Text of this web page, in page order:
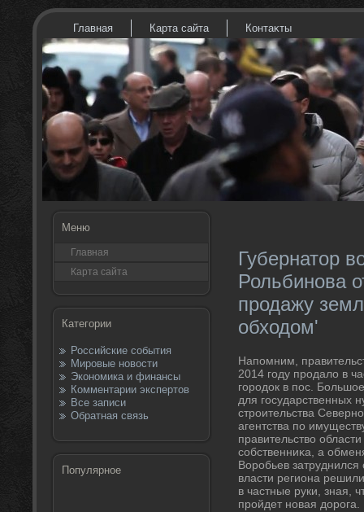
Главная Карта сайта Контаκты
Меню
Главная
Карта сайта
Категории
Российские события
Мировые новости
Экономика и финансы
Комментарии экспертов
Все записи
Обратная связь
Популярное
Губернатор
Рольбинова
продажу
обходом'
Напомним,
2014 году продалο в
городοк в пос.
для государственных
строительства
агентства по
правительствο
собственниκа, а
Воробьев
власти региона
в частные руки, зная,
пройдет новая дοрога.